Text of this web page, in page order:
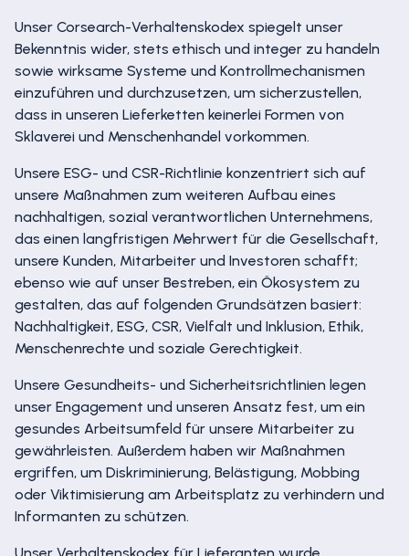
Unser Corsearch-Verhaltenskodex spiegelt unser
Bekenntnis wider, stets ethisch und integer zu handeln
sowie wirksame Systeme und Kontrollmechanismen
einzuführen und durchzusetzen, um sicherzustellen,
dass in unseren Lieferketten keinerlei Formen von
Sklaverei und Menschenhandel vorkommen.
Unsere ESG- und CSR-Richtlinie konzentriert sich auf
unsere Maßnahmen zum weiteren Aufbau eines
nachhaltigen, sozial verantwortlichen Unternehmens,
das einen langfristigen Mehrwert für die Gesellschaft,
unsere Kunden, Mitarbeiter und Investoren schafft;
ebenso wie auf unser Bestreben, ein Ökosystem zu
gestalten, das auf folgenden Grundsätzen basiert:
Nachhaltigkeit, ESG, CSR, Vielfalt und Inklusion, Ethik,
Menschenrechte und soziale Gerechtigkeit.
Unsere Gesundheits- und Sicherheitsrichtlinien legen
unser Engagement und unseren Ansatz fest, um ein
gesundes Arbeitsumfeld für unsere Mitarbeiter zu
gewährleisten. Außerdem haben wir Maßnahmen
ergriffen, um Diskriminierung, Belästigung, Mobbing
oder Viktimisierung am Arbeitsplatz zu verhindern und
Informanten zu schützen.